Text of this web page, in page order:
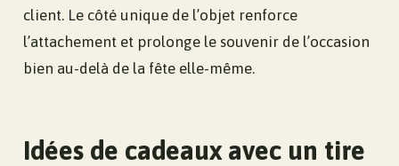
client. Le côté unique de l’objet renforce
l’attachement et prolonge le souvenir de l’occasion
bien au-delà de la fête elle-même.
Idées de cadeaux avec un tire